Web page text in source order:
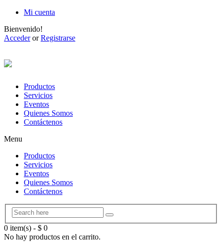
Mi cuenta
Bienvenido!
AccederorRegistrarse
Productos
Servicios
Eventos
Quienes Somos
Contáctenos
Menu
Productos
Servicios
Eventos
Quienes Somos
Contáctenos
0 item(s) - $ 0
No hay productos en el carrito.